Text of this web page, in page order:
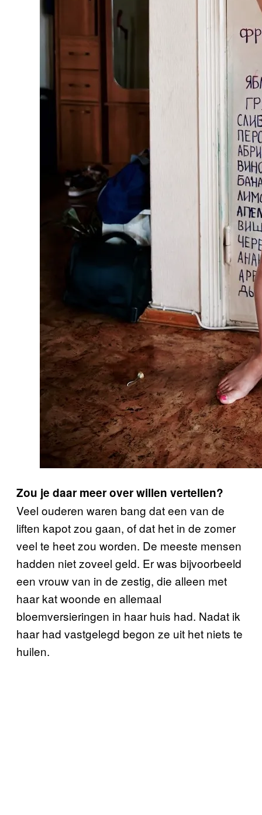
Zou je daar meer over willen vertellen?
Veel ouderen waren bang dat een van de
liften kapot zou gaan, of dat het in de zomer
veel te heet zou worden. De meeste mensen
hadden niet zoveel geld. Er was bijvoorbeeld
een vrouw van in de zestig, die alleen met
haar kat woonde en allemaal
bloemversieringen in haar huis had. Nadat ik
haar had vastgelegd begon ze uit het niets te
huilen.